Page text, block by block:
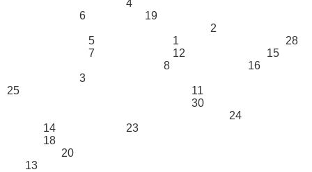
4
6
19
2
5
1
28
7
12
15
8
16
3
25
11
30
24
14
23
18
20
13